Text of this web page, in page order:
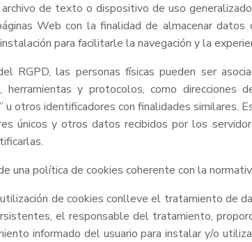
de texto o dispositivo de uso
Web con la finalidad de almacenar datos
para facilitarle la navegación y la
RGPD, las personas físicas pueden ser
herramientas y protocolos, como direcciones
u otros identificadores con finalidades similares.
únicos y otros datos recibidos por los
política de cookies coherente con la
de cookies conlleve el tratamiento de
el responsable del tratamiento,
informado del usuario para instalar y/o